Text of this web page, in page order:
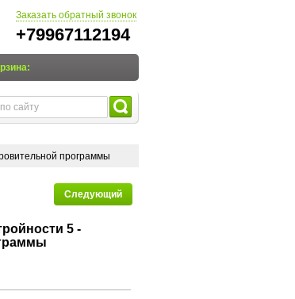
Заказать обратный звонок
+79967112194
программы
Следующий
5 -